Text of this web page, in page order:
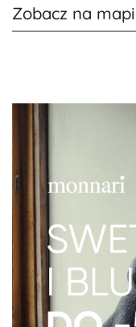
Zobacz na